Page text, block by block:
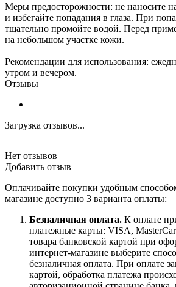
Меры предосторожности: не наносите
и избегайте попадания в глаза. При
тщательно промойте водой. Перед
на небольшом участке кожи.
Рекомендации для использования:
утром и вечером.
Отзывы
Загрузка отзывов...
Нет отзывов
Добавить отзыв
Оплачивайте покупки удобным
магазине доступно 3 варианта оплаты:
Безналичная оплата. К оплате
платежные карты: VISA,
товара банковской картой при
интернет-магазине выберите
безналичная оплата. При оплате
картой, обработка платежа